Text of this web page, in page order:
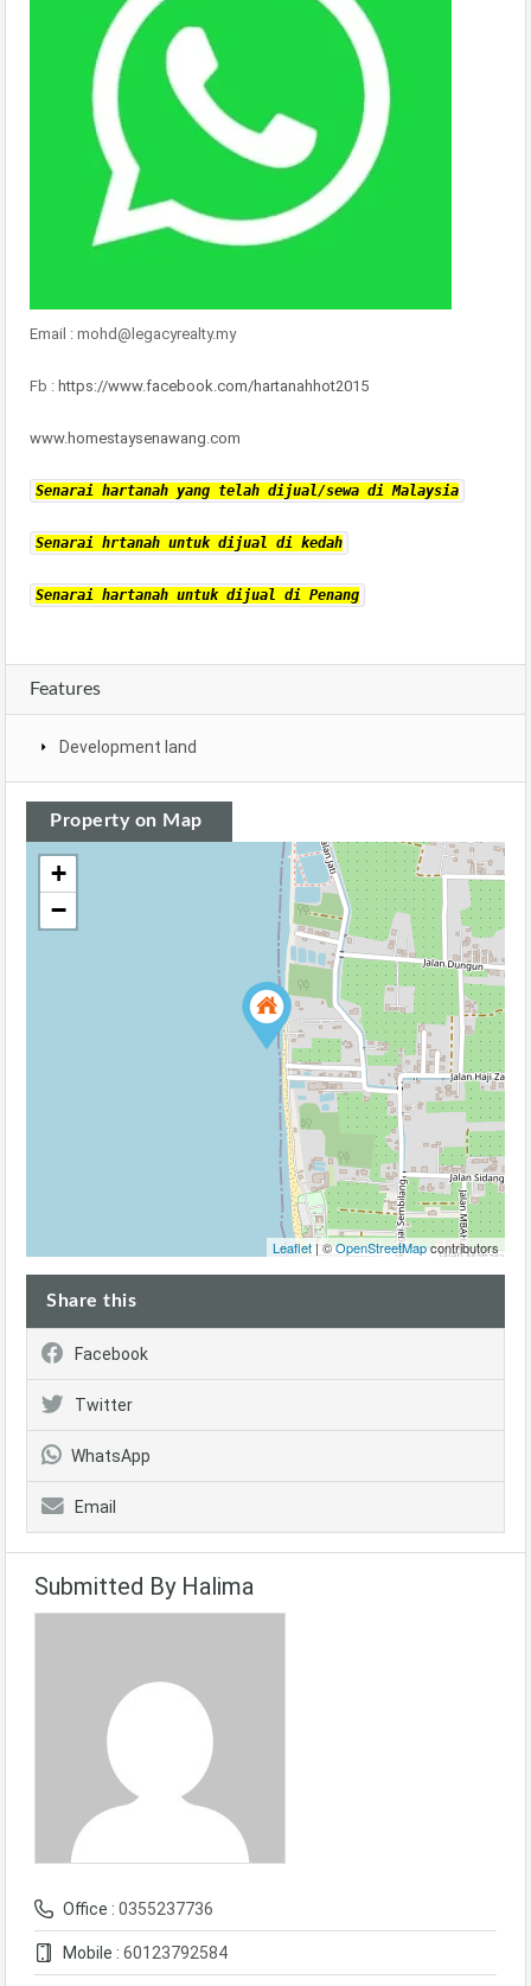
Email : mohd@legacyrealty.my
Fb : https://www.facebook.com/hartanahhot2015
www.homestaysenawang.com
Senarai hartanah yang telah dijual/sewa di Malaysia
Senarai hrtanah untuk dijual di kedah
Senarai hartanah untuk dijual di Penang
Features
Development land
Property on Map
+
−
Leaflet | ©OpenStreetMapcontributors
Share this
Facebook
Twitter
WhatsApp
Email
Submitted By Halima
Office : 0355237736
Mobile : 60123792584